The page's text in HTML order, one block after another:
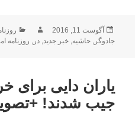
ارسال
شده
آگوست 11, 2016 نویسنده
جادوگر,حاشیه,خبر جدید,در, روزنامه
یاران دایی برای
جیب شدند!